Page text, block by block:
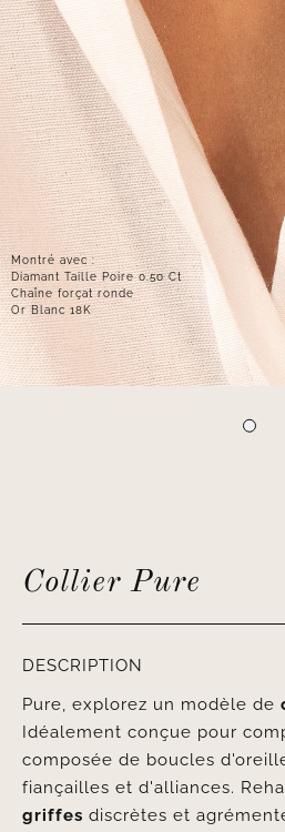
Montré avec :
Diamant Taille Poire 0.50 Ct
Chaîne forçat ronde
Or Blanc 18K
Collier Pure
DESCRIPTION
Pure, explorez un modèle de
Idéalement conçue pour
composée de boucles
fiançailles et d'alliances.
griffes discrètes et